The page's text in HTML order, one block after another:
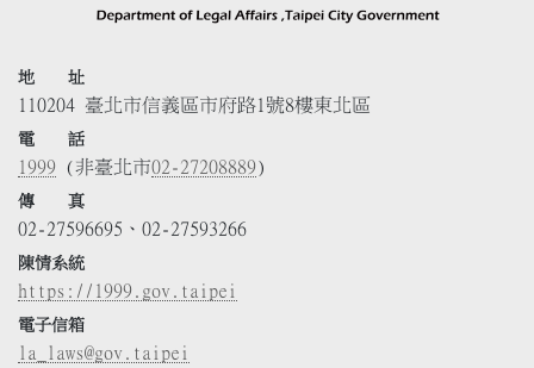
地 址
110204 臺北市信義區市府路1號8樓東北區
電 話
1999 (非臺北市02-27208889)
傳 真
02-27596695、02-27593266
陳情系統
https://1999.gov.taipei
電子信箱
la_laws@gov.taipei